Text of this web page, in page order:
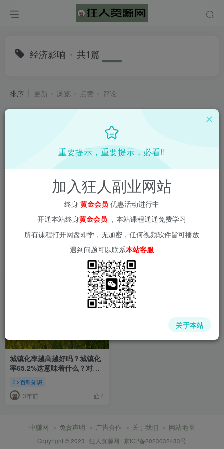
经济影响 共1篇
排序 更新 浏览 点赞 评论
城镇化率越高越好吗？城镇化
率65.2%这意味着什么？对我
们老百姓有影响吗？
百科知识
3年前 4
中赚网 免责声明 广告合作 关于我们 网站地图
Copyright © 2023 · 狂人资源网 · 京ICP备2023032483号
重要提示，重要提示，必看!!
加入狂人副业网站
终身 黄金会员 优惠活动进行中
开通本站终身黄金会员 ，本站课程通通免费学习
所有课程打开网盘即学，无加密，任何视频软件皆可播放
遇到问题可以联系本站客服
关于本站